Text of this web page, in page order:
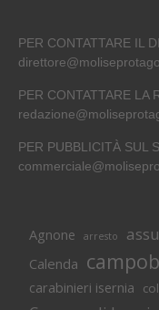
PER CONTATTARE IL
PER CONTATTARE LA
PER PUBBLICITÀ SUL
Agnone arresto
Calenda
carabinieri isernia